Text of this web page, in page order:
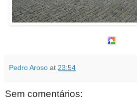
Pedro Aroso at 23:54
Sem comentários: